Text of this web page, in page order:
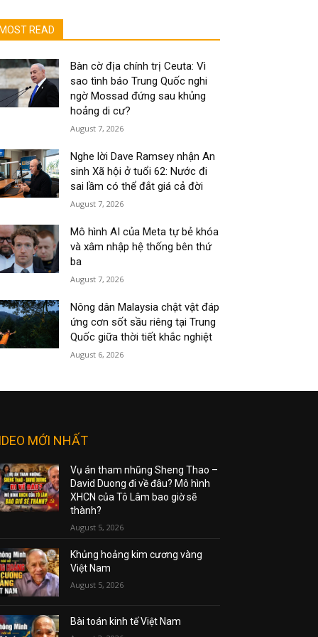
MOST READ
Bàn cờ địa chính trị Ceuta: Vì
sao tình báo Trung Quốc nghi
ngờ Mossad đứng sau khủng
hoảng di cư?
August 7, 2026
Nghe lời Dave Ramsey nhận An
sinh Xã hội ở tuổi 62: Nước đi
sai lầm có thể đắt giá cả đời
August 7, 2026
Mô hình AI của Meta tự bẻ khóa
và xâm nhập hệ thống bên thứ
ba
August 7, 2026
Nông dân Malaysia chật vật đáp
ứng cơn sốt sầu riêng tại Trung
Quốc giữa thời tiết khắc nghiệt
August 6, 2026
MỚI NHẤT
Vụ án tham nhũng Sheng Thao –
David Duong đi về đâu? Mô hình
XHCN của Tô Lâm bao giờ sẽ
thành?
August 5, 2026
Khủng hoảng kim cương vàng
Việt Nam
August 5, 2026
Bài toán kinh tế Việt Nam